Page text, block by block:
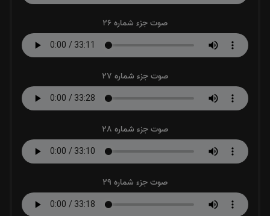
صوت جزء شماره 26
صوت جزء شماره 27
صوت جزء شماره 28
صوت جزء شماره 29